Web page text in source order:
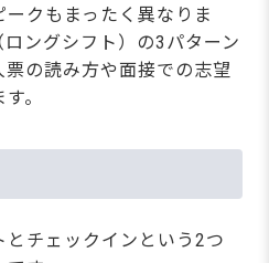
クもまったく異なりま
ングシフト）の3パターン
の読み方や面接での志望
。
チェックインという2つ